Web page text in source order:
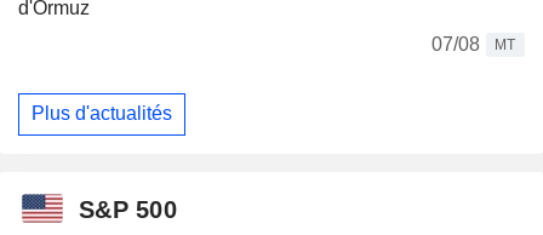
d'Ormuz
07/08
MT
Plus d'actualités
S&P 500